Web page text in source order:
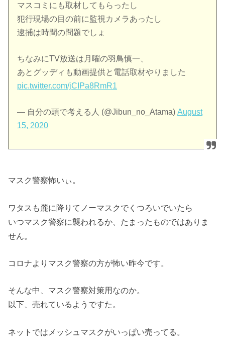
マスコミにも取材してもらったし
犯行現場の目の前に監視カメラあったし
逮捕は時間の問題でしょ
ちなみにTV放送は月曜の羽鳥慎一、
あとグッディも動画提供と電話取材やりました
pic.twitter.com/jCIPa8RmR1
— 自分の頭で考える人 (@Jibun_no_Atama)August
15, 2020
マスク警察怖いぃ。
ワタスも麓に降りてノーマスクでくつろいでいたら
いつマスク警察に襲われるか、たまったものではありま
せん。
コロナよりマスク警察の方が怖い昨今です。
そんな中、マスク警察対策用なのか。
以下、売れているようですた。
ネットではメッシュマスクがいっぱい売ってる。